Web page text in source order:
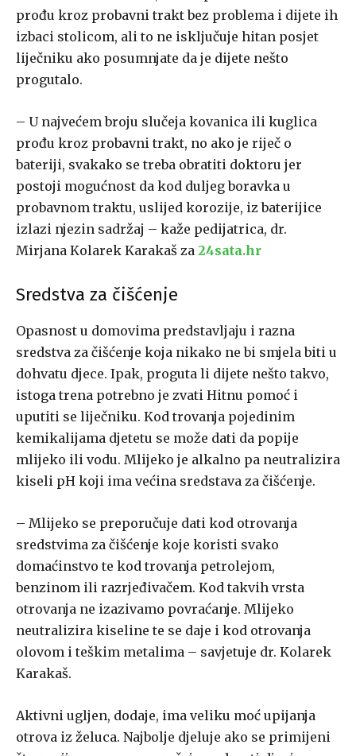
prođu kroz probavni trakt bez problema i dijete ih
izbaci stolicom, ali to ne isključuje hitan posjet
liječniku ako posumnjate da je dijete nešto
progutalo.
– U najvećem broju slučeja kovanica ili kuglica
prođu kroz probavni trakt, no ako je riječ o
bateriji, svakako se treba obratiti doktoru jer
postoji mogućnost da kod duljeg boravka u
probavnom traktu, uslijed korozije, iz baterijice
izlazi njezin sadržaj – kaže pedijatrica, dr.
Mirjana Kolarek Karakaš za 24sata.hr
Sredstva za čišćenje
Opasnost u domovima predstavljaju i razna
sredstva za čišćenje koja nikako ne bi smjela biti u
dohvatu djece. Ipak, proguta li dijete nešto takvo,
istoga trena potrebno je zvati Hitnu pomoć i
uputiti se liječniku. Kod trovanja pojedinim
kemikalijama djetetu se može dati da popije
mlijeko ili vodu. Mlijeko je alkalno pa neutralizira
kiseli pH koji ima većina sredstava za čišćenje.
– Mlijeko se preporučuje dati kod otrovanja
sredstvima za čišćenje koje koristi svako
domaćinstvo te kod trovanja petrolejom,
benzinom ili razrjeđivačem. Kod takvih vrsta
otrovanja ne izazivamo povraćanje. Mlijeko
neutralizira kiseline te se daje i kod otrovanja
olovom i teškim metalima – savjetuje dr. Kolarek
Karakaš.
Aktivni ugljen, dodaje, ima veliku moć upijanja
otrova iz želuca. Najbolje djeluje ako se primijeni